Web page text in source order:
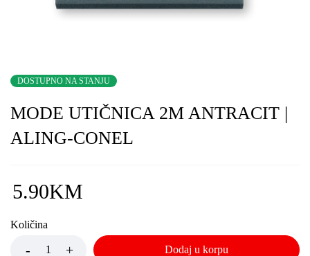
DOSTUPNO NA STANJU
MODE UTIČNICA 2M ANTRACIT |
ALING-CONEL
5.90KM
Količina
Dodaj u korpu